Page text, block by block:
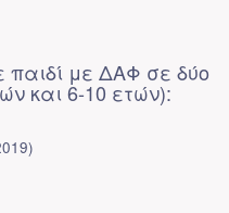
παιδί με ΔΑΦ σε δύο
και 6-10 ετών):
)